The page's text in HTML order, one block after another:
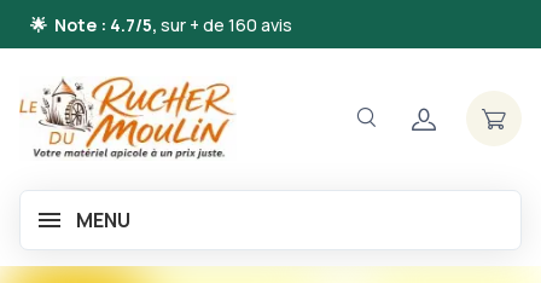
🌟 Note : 4.7/5, sur + de 160 avis
MENU